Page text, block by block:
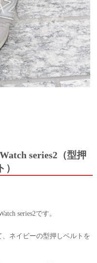
series2（型押
series2です。
ネイビーの型押しベルトを